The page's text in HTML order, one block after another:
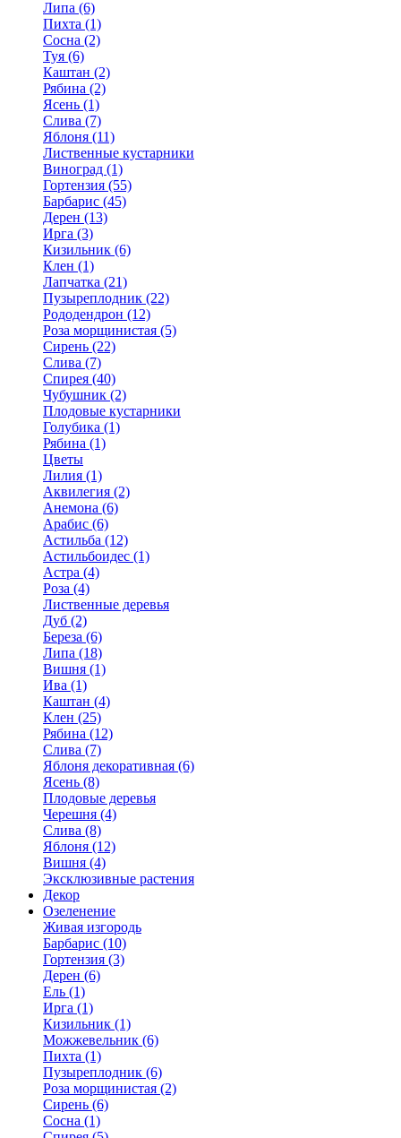
Липа (6)
Пихта (1)
Сосна (2)
Туя (6)
Каштан (2)
Рябина (2)
Ясень (1)
Слива (7)
Яблоня (11)
Лиственные кустарники
Виноград (1)
Гортензия (55)
Барбарис (45)
Дерен (13)
Ирга (3)
Кизильник (6)
Клен (1)
Лапчатка (21)
Пузыреплодник (22)
Рододендрон (12)
Роза морщинистая (5)
Сирень (22)
Слива (7)
Спирея (40)
Чубушник (2)
Плодовые кустарники
Голубика (1)
Рябина (1)
Цветы
Лилия (1)
Аквилегия (2)
Анемона (6)
Арабис (6)
Астильба (12)
Астильбоидес (1)
Астра (4)
Роза (4)
Лиственные деревья
Дуб (2)
Береза (6)
Липа (18)
Вишня (1)
Ива (1)
Каштан (4)
Клен (25)
Рябина (12)
Слива (7)
Яблоня декоративная (6)
Ясень (8)
Плодовые деревья
Черешня (4)
Слива (8)
Яблоня (12)
Вишня (4)
Эксклюзивные растения
Декор
Озеленение
Живая изгородь
Барбарис (10)
Гортензия (3)
Дерен (6)
Ель (1)
Ирга (1)
Кизильник (1)
Можжевельник (6)
Пихта (1)
Пузыреплодник (6)
Роза морщинистая (2)
Сирень (6)
Сосна (1)